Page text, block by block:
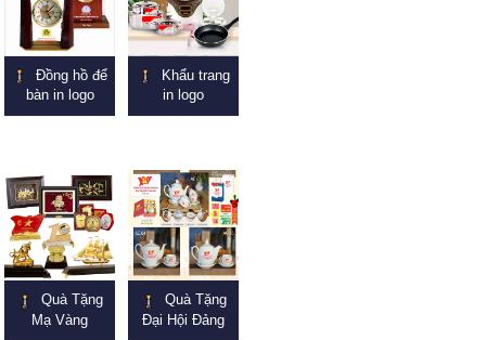
Đồng hồ để
bàn in logo
Khẩu trang
in logo
Quà Tặng
Mạ Vàng
Quà Tặng
Đại Hội Đảng